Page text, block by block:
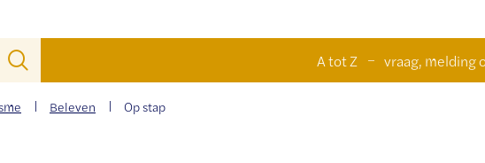
inhoudA tot Z vraag, melding
Beleven Op stap